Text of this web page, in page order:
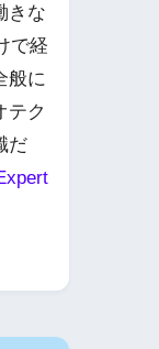
きな
で経
般に
テク
だ